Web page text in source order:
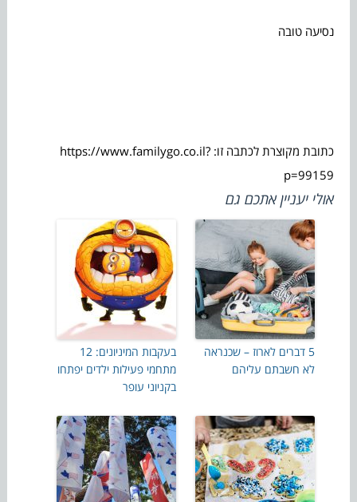
נסיעה טובה
כתובת מקוצרת לכתבה זו: https://www.familygo.co.il?
p=99159
אולי יעניין אתכם גם
5 דברים לארוז – שכנראה
לא חשבתם עליהם
בעקבות המיניונים: 12
מתחמי פעילות ילדים יפתחו
בקניוני עופר